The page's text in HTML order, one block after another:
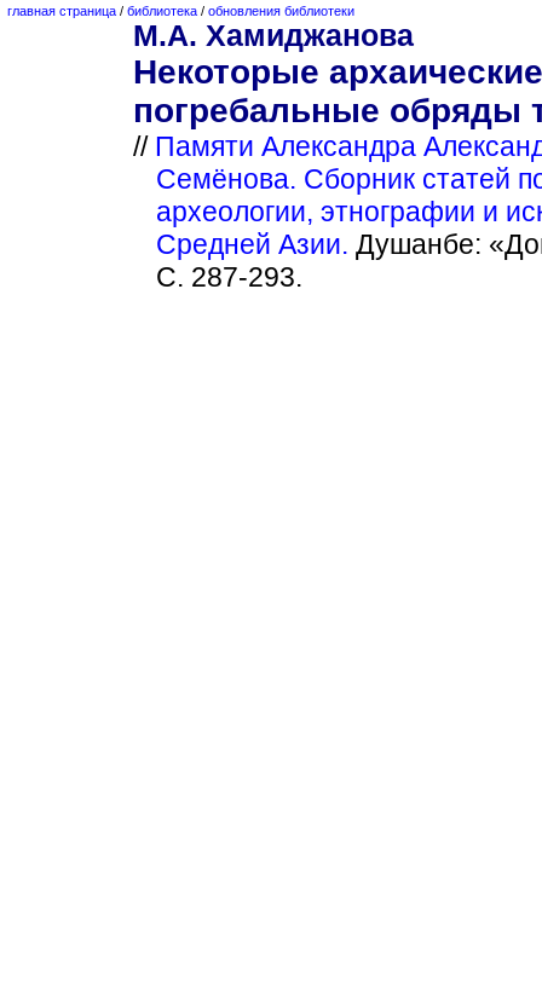
главная страница / библиотека / обновления библиотеки
М.А. Хамиджанова
Некоторые архаические
погребальные обряды
// Памяти Александра
Семёнова. Сборник статей
археологии, этнографии и
Средней Азии. Душанбе:
С. 287-293.